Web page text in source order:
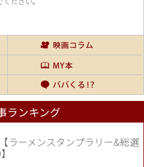
ランキング
ラーメンスタンプラリー&総選